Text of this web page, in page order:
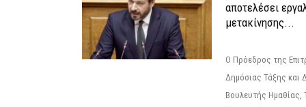
αποτελέσει
μετακίνησης...
Ο Πρόεδρος της
Δημόσιας Τάξης και
Βουλευτής